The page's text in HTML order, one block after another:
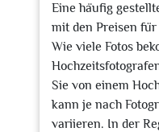
Eine häufig
mit den Preisen
Wie viele Fotos
Sie von einem
kann je nach
variieren. In der